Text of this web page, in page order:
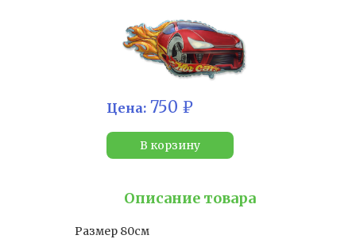
Цена: 750 ₽
В корзину
Описание товара
Размер 80см